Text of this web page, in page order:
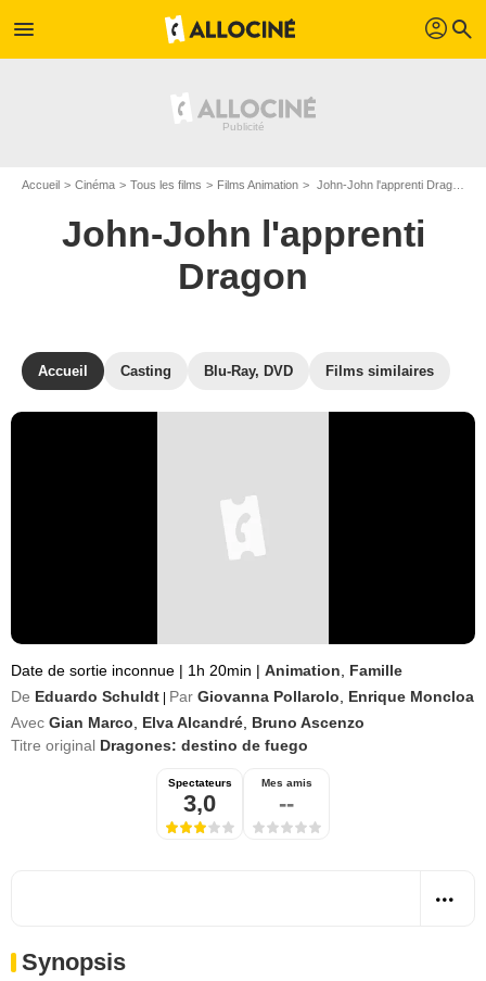
menu profil search
Accueil Cinéma Tous les films Films Animation John-John l'apprenti Dragon de Eduardo Schuldt
John-John l'apprenti
Dragon
Accueil Casting Blu-Ray, DVD Films similaires
Date de sortie inconnue | 1h 20min | Animation
Famille
De Eduardo Schuldt Par Giovanna Pollarolo
Enrique Moncloa
Avec Gian Marco Elva Alcandré Bruno Ascenzo
Titre original Dragones: destino de fuego
Spectateurs
3,0
Mes amis
--
Synopsis